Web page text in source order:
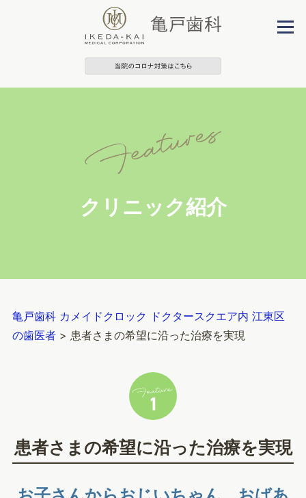
クリニック紹介
亀戸歯科 カメイドクロック ドクタースクエア内 江東区
の歯医者> 患者さまの希望に沿った治療を実現
患者さまの希望に沿った治療を実現